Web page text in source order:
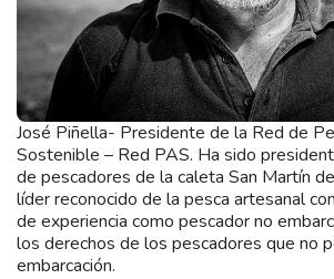
José Piñella- Presidente de la Red de
Sostenible – Red PAS. Ha sido
de pescadores de la caleta San Martín
líder reconocido de la pesca artesanal
de experiencia como pescador no
los derechos de los pescadores que no
embarcación.